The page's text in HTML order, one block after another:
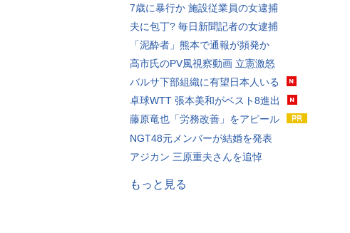
7歳に暴行か 施設従業員の女逮捕
夫に包丁? 毎日新聞記者の女逮捕
「泥酔者」熊本で通報が頻発か
高市氏のPV風視察動画 立憲激怒
バルサ下部組織に有望日本人いる
卓球WTT 張本美和がベスト8進出
藤原竜也「労務改善」をアピール
NGT48元メンバーが結婚を発表
アジカン 三原重夫さんを追悼
もっと見る